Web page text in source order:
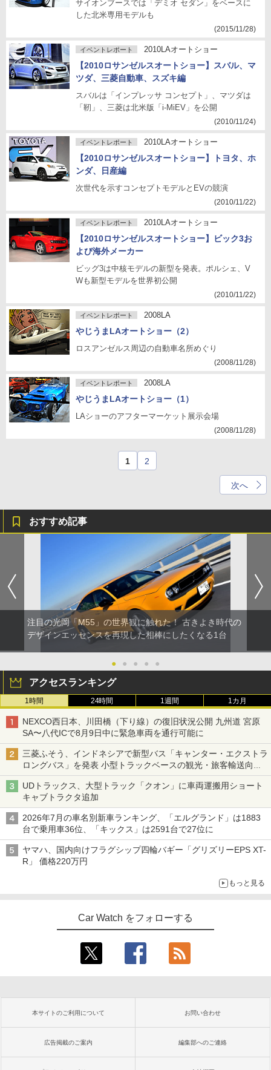
サイオンブースでは「デミオ セダン」をベースに
した北米専用モデルも
(2015/11/28)
イベントレポート 2010LAオートショー
【2010ロサンゼルスオートショー】スバル、マ
ツダ、三菱自動車、スズキ編
スバルは「インプレッサ コンセプト」、マツダは
「靭」、三菱は北米版「i-MiEV」を公開
(2010/11/24)
イベントレポート 2010LAオートショー
【2010ロサンゼルスオートショー】トヨタ、ホ
ンダ、日産編
次世代を示すコンセプトモデルとEVの競演
(2010/11/22)
イベントレポート 2010LAオートショー
【2010ロサンゼルスオートショー】ビック3お
よび海外メーカー
ビッグ3は中核モデルの新型を発表。ポルシェ、V
Wも新型モデルを世界初公開
(2010/11/22)
イベントレポート 2008LA
やじうまLAオートショー（2）
ロスアンゼルス周辺の自動車名所めぐり
(2008/11/28)
イベントレポート 2008LA
やじうまLAオートショー（1）
LAショーのアフターマーケット展示会場
(2008/11/28)
1 2
次へ
おすすめ記事
注目の光岡「M55」の世界観に触れた！ 古きよき時代の
デザインエッセンスを再現した相棒にしたくなる1台
● ● ● ● ●
アクセスランキング
1時間 24時間 1週間 1カ月
NEXCO西日本、川田橋（下り線）の復旧状況公開 九州道 宮原
SA〜八代ICで8月9日中に緊急車両を通行可能に
三菱ふそう、インドネシアで新型バス「キャンター・エクストラ
ロングバス」を発表 小型トラックベースの観光・旅客輸送向け
バス
UDトラックス、大型トラック「クオン」に車両運搬用ショート
キャブトラクタ追加
2026年7月の車名別新車ランキング、「エルグランド」は1883
台で乗用車36位、「キックス」は2591台で27位に
ヤマハ、国内向けフラグシップ四輪バギー「グリズリーEPS XT-
R」 価格220万円
もっと見る
Car Watch をフォローする
本サイトのご利用について お問い合わせ
広告掲載のご案内 編集部へのご連絡